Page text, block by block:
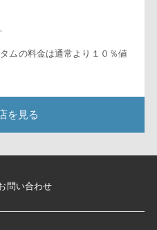
ムの料金は通常より１０％値
を見る
問い合わせ